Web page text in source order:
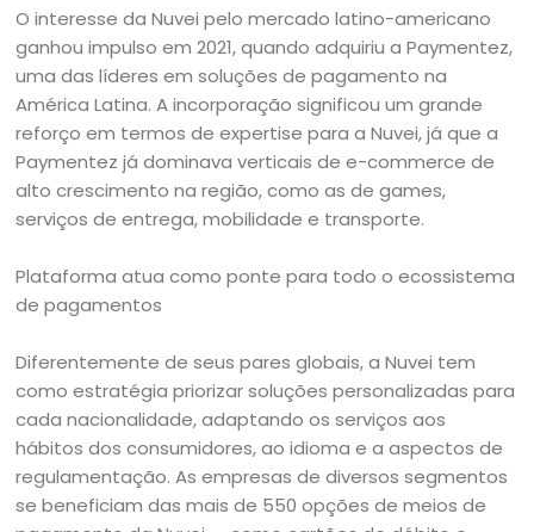
O interesse da Nuvei pelo mercado latino-americano
ganhou impulso em 2021, quando adquiriu a Paymentez,
uma das líderes em soluções de pagamento na
América Latina. A incorporação significou um grande
reforço em termos de expertise para a Nuvei, já que a
Paymentez já dominava verticais de e-commerce de
alto crescimento na região, como as de games,
serviços de entrega, mobilidade e transporte.
Plataforma atua como ponte para todo o ecossistema
de pagamentos
Diferentemente de seus pares globais, a Nuvei tem
como estratégia priorizar soluções personalizadas para
cada nacionalidade, adaptando os serviços aos
hábitos dos consumidores, ao idioma e a aspectos de
regulamentação. As empresas de diversos segmentos
se beneficiam das mais de 550 opções de meios de